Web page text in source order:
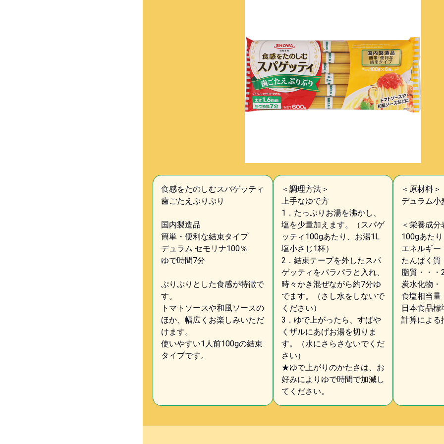
食感をたのしむスパゲッティ
歯ごたえぷりぷり
国内製造品
簡単・便利な結束タイプ
デュラム セモリナ100％
ゆで時間7分
ぷりぷりとした食感が特徴で
す。
トマトソースや和風ソースの
ほか、幅広くお楽しみいただ
けます。
使いやすい1人前100gの結束
タイプです。
＜調理方法＞
上手なゆで方
1．たっぷりお湯を沸かし、
塩を少量加えます。（スパゲ
ッティ100gあたり、お湯1L
塩小さじ1杯）
2．結束テープを外したスパ
ゲッティをパラパラと入れ、
時々かき混ぜながら約7分ゆ
でます。（さし水をしないで
ください）
3．ゆで上がったら、すばや
くザルにあげお湯を切りま
す。（水にさらさないでくだ
さい）
★ゆで上がりのかたさは、お
好みによりゆで時間で加減し
てください。
＜原材料＞
デュラム小
＜栄養成分
100gあたり
エネルギー
たんぱく質
脂質・・・
炭水化物・
食塩相当量
日本食品
計算による